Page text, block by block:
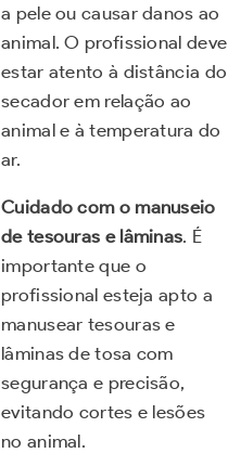
a pele ou causar danos ao
animal. O profissional deve
estar atento à distância do
secador em relação ao
animal e à temperatura do
ar.
Cuidado com o manuseio
de tesouras e lâminas. É
importante que o
profissional esteja apto a
manusear tesouras e
lâminas de tosa com
segurança e precisão,
evitando cortes e lesões
no animal.